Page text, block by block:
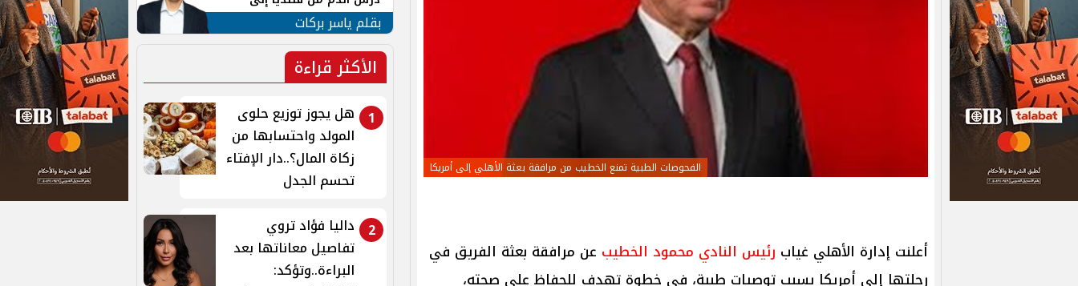
الفحوصات الطبية تمنع الخطيب من مرافقة بعثة الأهلي إلى أمريكا
أعلنت إدارة الأهلي غياب رئيس النادي محمود الخطيب عن مرافقة بعثة الفريق في
رحلتها إلى أمريكا بسبب توصيات طبية، في خطوة تهدف للحفاظ على صحته،
جنوب لبنان
بقلم ياسر بركات
الأكثر قراءة
1
هل يجوز توزيع حلوى
المولد واحتسابها من
زكاة المال؟..دار الإفتاء
تحسم الجدل
2
داليا فؤاد تروي
تفاصيل معاناتها بعد
البراءة..وتؤكد: